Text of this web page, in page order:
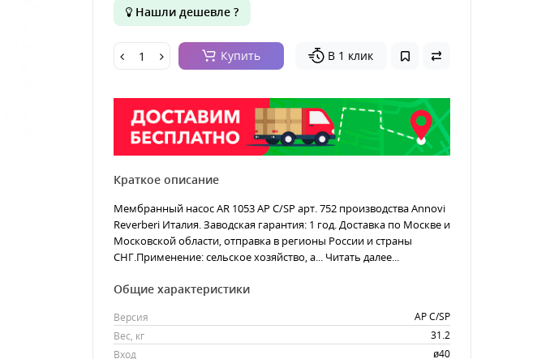
Нашли дешевле ?
Купить В 1 клик
Краткое описание
Мембранный насос AR 1053 AP C/SP арт. 752 производства Annovi
Reverberi Италия. Заводская гарантия: 1 год. Доставка по Москве и
Московской области, отправка в регионы России и страны
СНГ.Применение: сельское хозяйство, а... Читать далее...
Общие характеристики
Версия
AP C/SP
Вес, кг
31.2
Вход
ø40